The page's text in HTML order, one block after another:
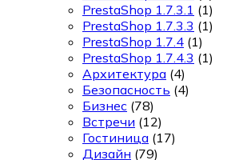
PrestaShop 1.7.3.1 (1)
PrestaShop 1.7.3.3 (1)
PrestaShop 1.7.4 (1)
PrestaShop 1.7.4.3 (1)
Архитектура (4)
Безопасность (4)
Бизнес (78)
Встречи (12)
Гостиница (17)
Дизайн (79)